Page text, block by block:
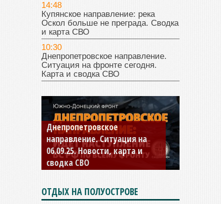
14:48
Купянское направление: река
Оскол больше не преграда. Сводка
и карта СВО
10:30
Днепропетровское направление.
Ситуация на фронте сегодня.
Карта и сводка СВО
Константиновское
направление. Ситуация на
04.09.25 Новости, карта и
сводка СВО
ОТДЫХ НА ПОЛУОСТРОВЕ